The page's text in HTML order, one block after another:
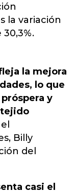
la variación
la mejora
lo que
y
Billy
del
casi el